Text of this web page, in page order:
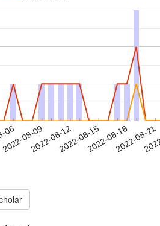
06
2022-08-092022-08-122022-08-152022-08-182022-08-21